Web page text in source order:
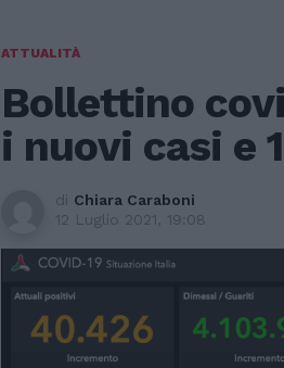
ATTUALITÀ
Bollettino
i nuovi casi e
di Chiara Caraboni
12 Luglio 2021, 19:08